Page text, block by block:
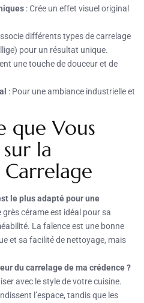
: Crée un effet visuel original
différents types de carrelage
pour un résultat unique.
une touche de douceur et de
: Pour une ambiance industrielle et
que Vous
la
le plus adapté pour une
grès cérame est idéal pour sa
La faïence est une bonne
et sa facilité de nettoyage, mais
du carrelage de ma crédence ?
avec le style de votre cuisine.
l’espace, tandis que les